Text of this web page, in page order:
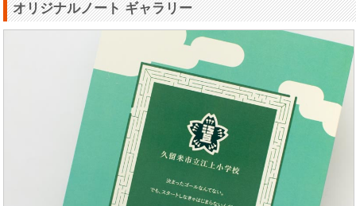
オリジナルノート ギャラリー